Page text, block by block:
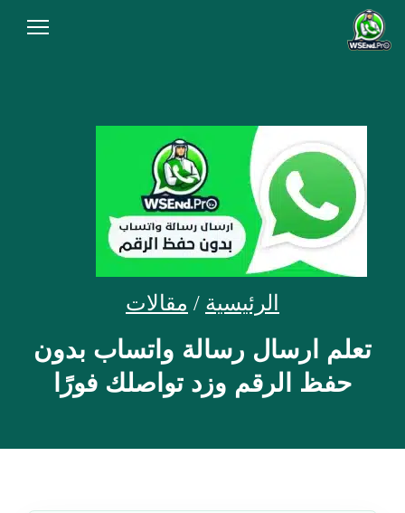
الرئيسية
سياسة الخصوصية
شروط الاستخدام
الاسئلة الشائعة
أنشئ رابط الآنالرئيسية / مقالات
تعلم ارسال رسالة واتساب بدون
حفظ الرقم وزد تواصلك فورًا